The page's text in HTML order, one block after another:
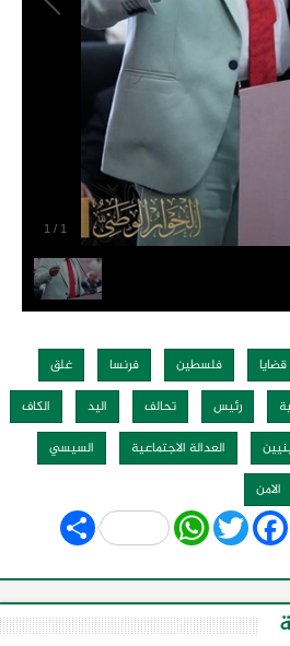
1 / 1
قضايا فلسطين فرنسا
غلق
رئيس تحالف اليد
الكاف
العدالة الاجتماعية
السيسي
الامن
Share WhatsApp